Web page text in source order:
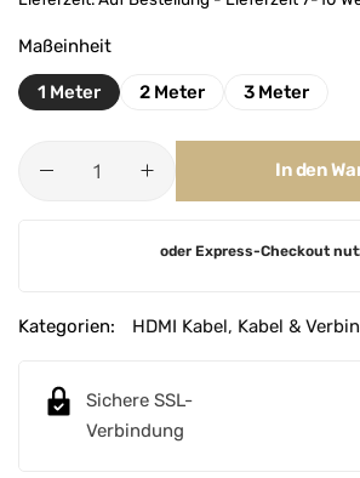
Maßeinheit
1 Meter 2 Meter 3 Meter
In den
e
oder Express-Checkout
Kategorien: HDMI Kabel, Kabel &
Sichere SSL-
Verbindung